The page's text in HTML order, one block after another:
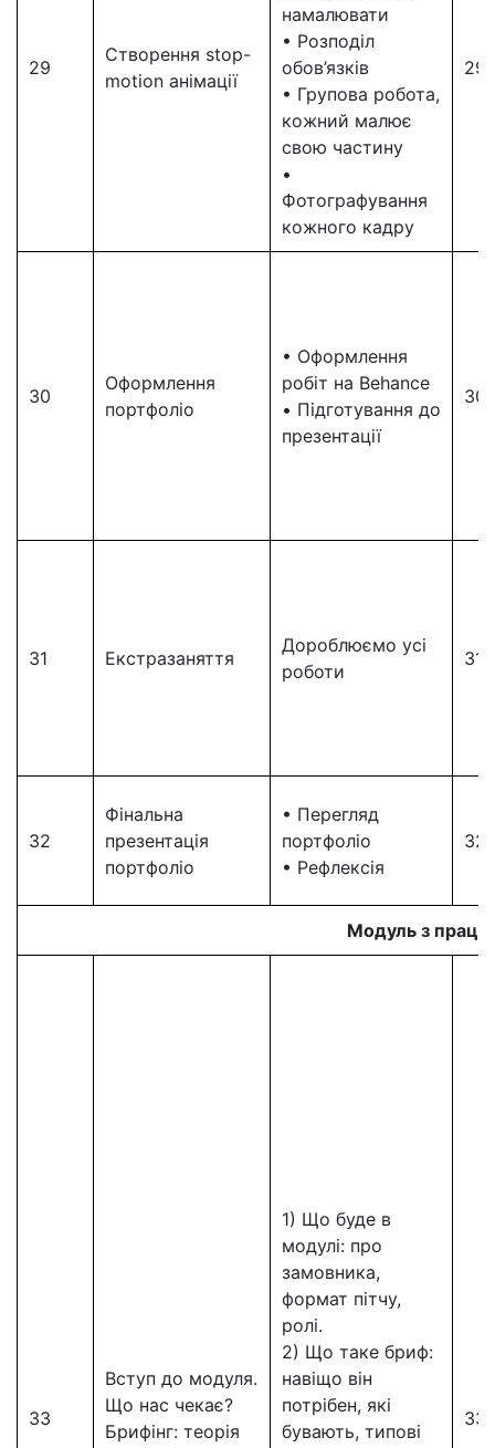
29
Створення stop-
motion анімації
намалювати
• Розподіл
обов’язків
• Групова робота,
кожний малює
свою частину
•
Фотографування
кожного кадру
29
30
Оформлення
портфоліо
• Оформлення
робіт на Behance
• Підготування до
презентації
30
31 Екстразаняття
Дороблюємо усі
роботи
31
32
Фінальна
презентація
портфоліо
• Перегляд
портфоліо
• Рефлексія
32
Модуль з
33
Вступ до модуля.
Що нас чекає?
Брифінг: теорія
1) Що буде в
модулі: про
замовника,
формат пітчу,
ролі.
2) Що таке бриф:
навіщо він
потрібен, які
бувають, типові
33